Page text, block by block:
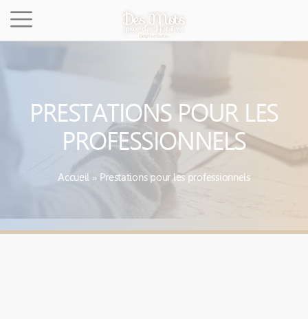
PRESTATIONS POUR LES
PROFESSIONNELS
Accueil » Prestations pour les professionnels
Cookies management panel